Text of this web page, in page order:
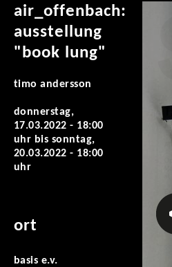
air_offenbach:
ausstellung
"book lung"
timo andersson
donnerstag,
17.03.2022 - 18:00
uhr bis sonntag,
20.03.2022 - 18:00
uhr
ort
basis e.v.